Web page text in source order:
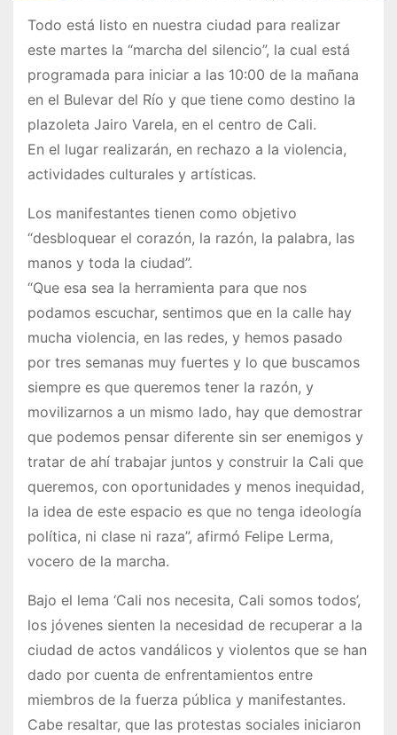
Todo está listo en nuestra ciudad para realizar
este martes la “marcha del silencio”, la cual está
programada para iniciar a las 10:00 de la mañana
en el Bulevar del Río y que tiene como destino la
plazoleta Jairo Varela, en el centro de Cali.
En el lugar realizarán, en rechazo a la violencia,
actividades culturales y artísticas.
Los manifestantes tienen como objetivo
“desbloquear el corazón, la razón, la palabra, las
manos y toda la ciudad”.
“Que esa sea la herramienta para que nos
podamos escuchar, sentimos que en la calle hay
mucha violencia, en las redes, y hemos pasado
por tres semanas muy fuertes y lo que buscamos
siempre es que queremos tener la razón, y
movilizarnos a un mismo lado, hay que demostrar
que podemos pensar diferente sin ser enemigos y
tratar de ahí trabajar juntos y construir la Cali que
queremos, con oportunidades y menos inequidad,
la idea de este espacio es que no tenga ideología
política, ni clase ni raza”, afirmó Felipe Lerma,
vocero de la marcha.
Bajo el lema ‘Cali nos necesita, Cali somos todos’,
los jóvenes sienten la necesidad de recuperar a la
ciudad de actos vandálicos y violentos que se han
dado por cuenta de enfrentamientos entre
miembros de la fuerza pública y manifestantes.
Cabe resaltar, que las protestas sociales iniciaron